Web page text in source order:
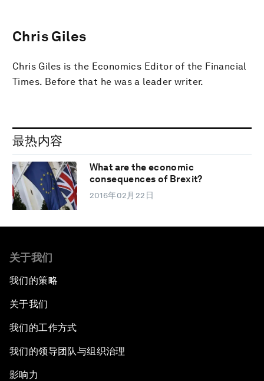
Chris Giles
Chris Giles is the Economics Editor of the Financial
Times. Before that he was a leader writer.
最热内容
What are the economic
consequences of Brexit?
2016年02月22日
关于我们
我们的策略
关于我们
我们的工作方式
我们的领导团队与组织治理
影响力